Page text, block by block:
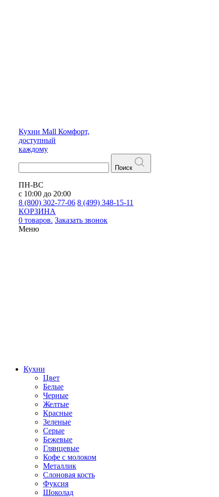
Кухни Mall Комфорт,
доступный
каждому
Поиск
ПН-ВС
с 10:00 до 20:00
8 (800) 302-77-06 8 (499) 348-15-11
КОРЗИНА
0 товаров. Заказать звонок
Меню
Кухни
Цвет
Белые
Черные
Желтые
Красные
Зеленые
Серые
Бежевые
Глянцевые
Кофе с молоком
Металлик
Слоновая кость
Фуксия
Шоколад